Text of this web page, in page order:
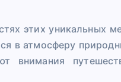
этих уникальных
в атмосферу
внимания